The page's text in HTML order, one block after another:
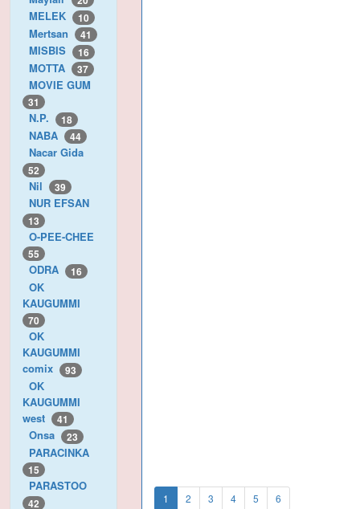
MELEK 10
Mertsan 41
MISBIS 16
MOTTA 37
MOVIE GUM
31
N.P. 18
NABA 44
Nacar Gida
52
Nil 39
NUR EFSAN
13
O-PEE-CHEE
55
ODRA 16
OK
KAUGUMMI
70
OK
KAUGUMMI
comix
93
OK
KAUGUMMI
west
41
Onsa 23
PARACINKA
15
PARASTOO
42 1 2 3 4 5 6